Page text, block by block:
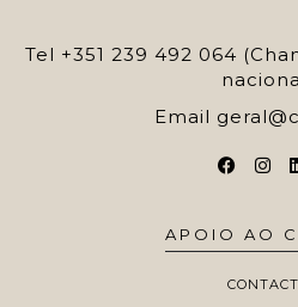
Tel +351 239 492 064
Email
APOIO AO